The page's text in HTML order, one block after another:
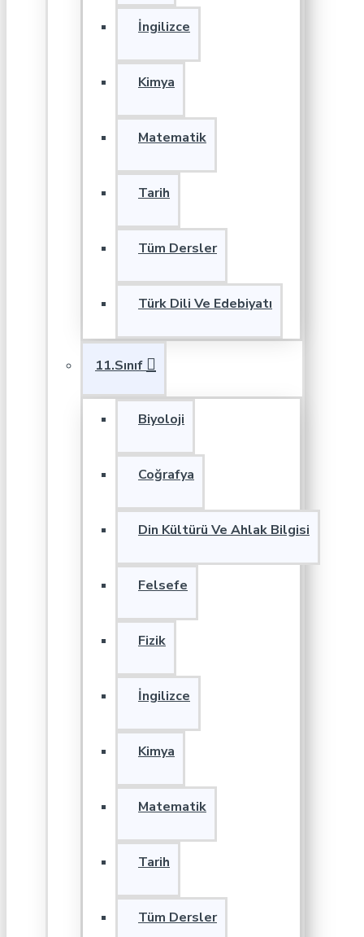
İngilizce
Kimya
Matematik
Tarih
Tüm Dersler
Türk Dili Ve Edebiyatı
11.Sınıf
Biyoloji
Coğrafya
Din Kültürü Ve Ahlak Bilgisi
Felsefe
Fizik
İngilizce
Kimya
Matematik
Tarih
Tüm Dersler